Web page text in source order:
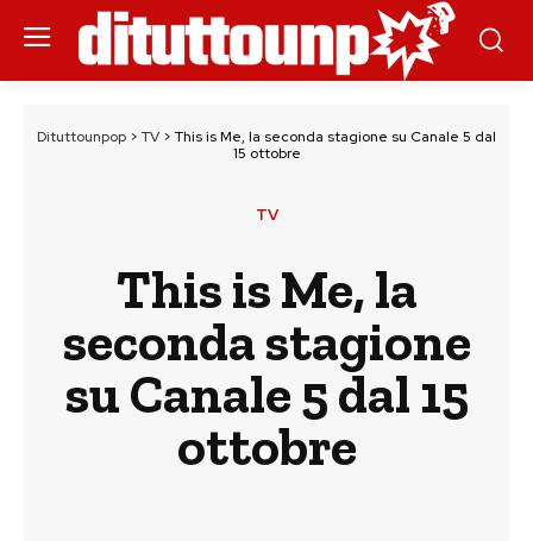
Dituttounpop > TV > This is Me, la seconda stagione su Canale 5 dal
15 ottobre
TV
This is Me, la
seconda stagione
su Canale 5 dal 15
ottobre